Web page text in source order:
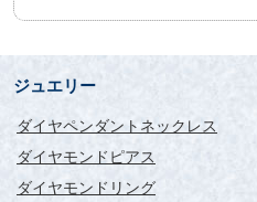
ジュエリー
ダイヤペンダントネックレス
ダイヤモンドピアス
ダイヤモンドリング